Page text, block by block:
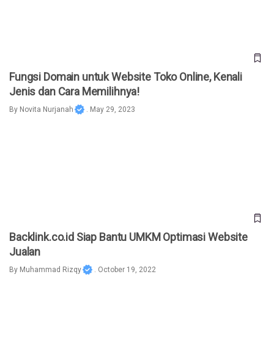
Fungsi Domain untuk Website Toko Online, Kenali
Jenis dan Cara Memilihnya!
By Novita Nurjanah . May 29, 2023
Backlink.co.id Siap Bantu UMKM Optimasi Website
Jualan
By Muhammad Rizqy . October 19, 2022